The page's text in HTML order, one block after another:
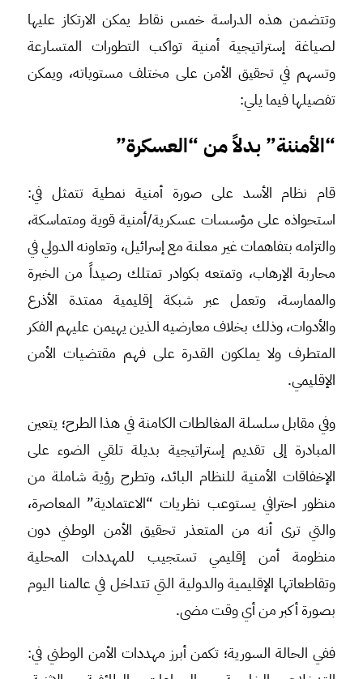
وتتضمن هذه الدراسة خمس نقاط يمكن الارتكاز عليها
لصياغة إستراتيجية أمنية تواكب التطورات المتسارعة
وتسهم في تحقيق الأمن على مختلف مستوياته، ويمكن
تفصيلها فيما يلي:
“الأمننة” بدلاً من “العسكرة”
قام نظام الأسد على صورة أمنية نمطية تتمثل في:
استحواذه على مؤسسات عسكرية/أمنية قوية ومتماسكة،
والتزامه بتفاهمات غير معلنة مع إسرائيل، وتعاونه الدولي في
محاربة الإرهاب، وتمتعه بكوادر تمتلك رصيداً من الخبرة
والممارسة، وتعمل عبر شبكة إقليمية ممتدة الأذرع
والأدوات، وذلك بخلاف معارضيه الذين يهيمن عليهم الفكر
المتطرف ولا يملكون القدرة على فهم مقتضيات الأمن
الإقليمي.
وفي مقابل سلسلة المغالطات الكامنة في هذا الطرح؛ يتعين
المبادرة إلى تقديم إستراتيجية بديلة تلقي الضوء على
الإخفاقات الأمنية للنظام البائد، وتطرح رؤية شاملة من
منظور احترافي يستوعب نظريات “الاعتمادية” المعاصرة،
والتي ترى أنه من المتعذر تحقيق الأمن الوطني دون
منظومة أمن إقليمي تستجيب للمهددات المحلية
وتقاطعاتها الإقليمية والدولية التي تتداخل في عالمنا اليوم
بصورة أكبر من أي وقت مضى.
ففي الحالة السورية؛ تكمن أبرز مهددات الأمن الوطني في: